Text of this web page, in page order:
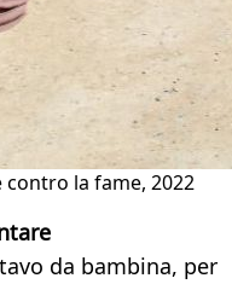
contro la fame, 2022
da bambina, per